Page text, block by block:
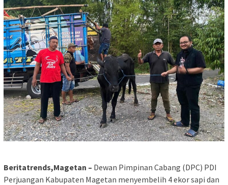
Beritatrends,Magetan – Dewan Pimpinan Cabang (DPC) PDI
Perjuangan Kabupaten Magetan menyembelih 4 ekor sapi dan